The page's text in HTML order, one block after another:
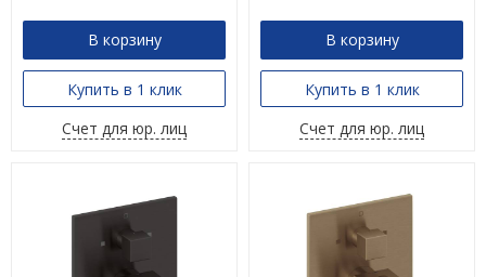
В корзину
Купить в 1 клик
Счет для юр. лиц
В корзину
Купить в 1 клик
Счет для юр. лиц